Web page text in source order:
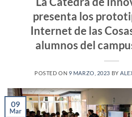
presenta los
Internet de las
alumnos del
POSTED ON 9 MARZO, 2023 BY
09
Mar